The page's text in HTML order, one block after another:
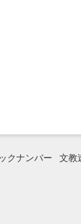
クナンバー 文教